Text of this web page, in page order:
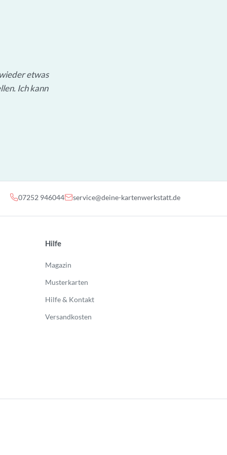
etwas
Ich kann
07252 946044 service@deine-kartenwerkstatt.de
Hilfe
Magazin
Musterkarten
Hilfe & Kontakt
Versandkosten